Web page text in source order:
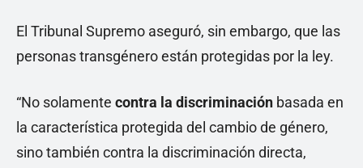
El Tribunal Supremo aseguró, sin embargo, que las
personas transgénero están protegidas por la ley.
“No solamente contra la discriminación basada en
la característica protegida del cambio de género,
sino también contra la discriminación directa,